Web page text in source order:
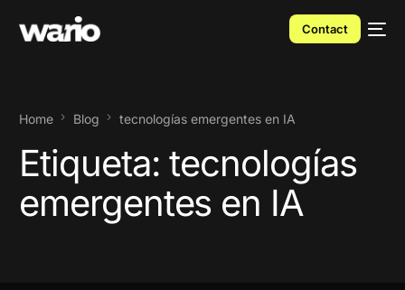
Contact
Home Blog tecnologías emergentes en IA
Etiqueta:tecnologías
emergentes en IA